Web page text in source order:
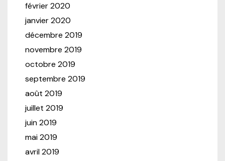
février 2020
janvier 2020
décembre 2019
novembre 2019
octobre 2019
septembre 2019
août 2019
juillet 2019
juin 2019
mai 2019
avril 2019